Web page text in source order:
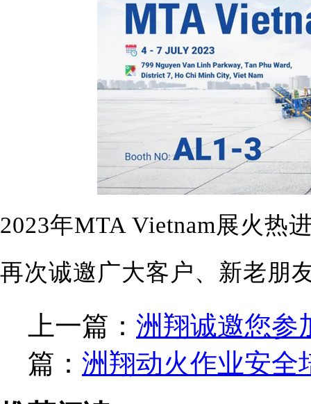
2023年MTA Vietnam展火热
再次诚邀广大客户、新老朋
上一篇： 洲翔诚邀您参
篇： 洲翔动火作业安全